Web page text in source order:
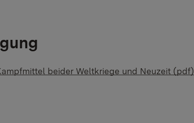
beider Weltkriege und Neuzeit (pdf)